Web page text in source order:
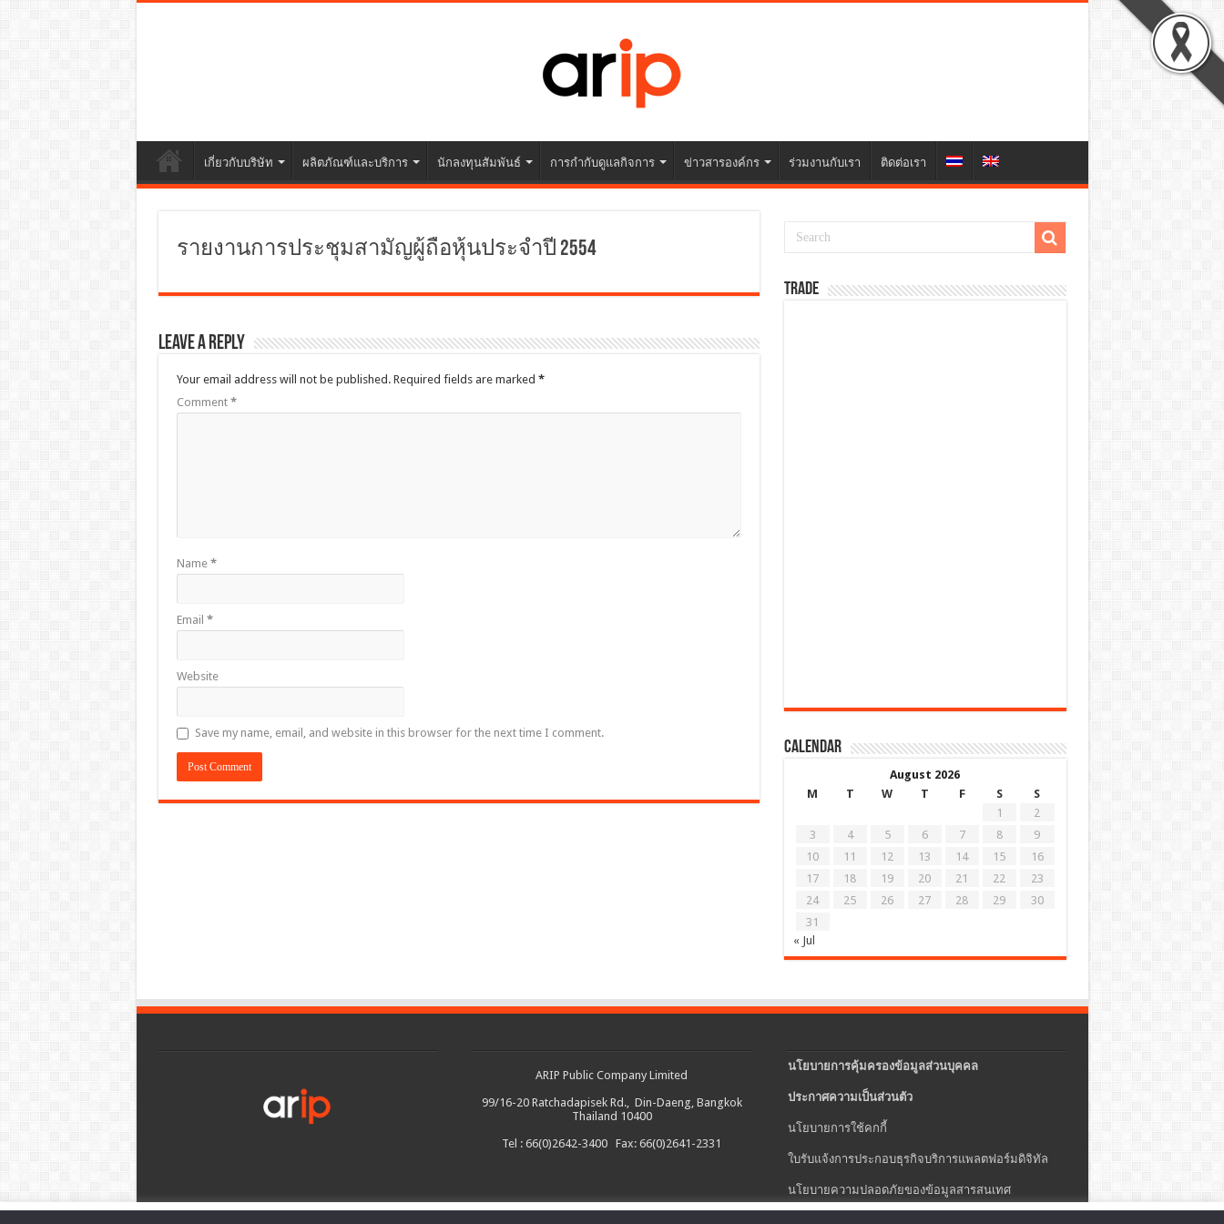
เกี่ยวกับบริษัท ผลิตภัณฑ์และบริการ นักลงทุนสัมพันธ์ การกำกับดูแลกิจการ ข่าวสารองค์กร ร่วมงานกับเรา ติดต่อเรา
รายงานการประชุมสามัญผู้ถือหุ้นประจำปี 2554
Leave a Reply
Your email address will not be published. Required fields are marked *
Comment *
Name *
Email *
Website
Save my name, email, and website in this browser for the next time I comment.
TRADE
Calendar
August 2026
M
T W T F S
S
1
2
3
4 5 6 7 8
9
10
11 12 13 14 15
16
17
18 19 20 21 22
23
24
25 26 27 28 29
30
31
« Jul
ARIP Public Company Limited
99/16-20 Ratchadapisek Rd., Din-Daeng, Bangkok
Thailand 10400
Tel : 66(0)2642-3400 Fax: 66(0)2641-2331
นโยบายการคุ้มครองข้อมูลส่วนบุคคล
ประกาศความเป็นส่วนตัว
นโยบายการใช้คกกี้
ใบรับแจ้งการประกอบธุรกิจบริการแพลตฟอร์มดิจิทัล
นโยบายความปลอดภัยของข้อมูลสารสนเทศ